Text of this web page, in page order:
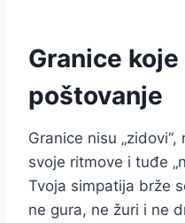
Granice
poštovanje
Granice nisu
svoje ritmove i tuđe
Tvoja simpatija brže
ne gura, ne žuri i ne